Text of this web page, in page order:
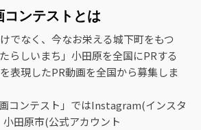
コンテストとは
でなく、今なお栄える城下町をもつ
らしいまち」小田原を全国にPRする
表現したPR動画を全国から募集しま
画コンテスト」ではInstagram(インスタ
田原市(公式アカウント